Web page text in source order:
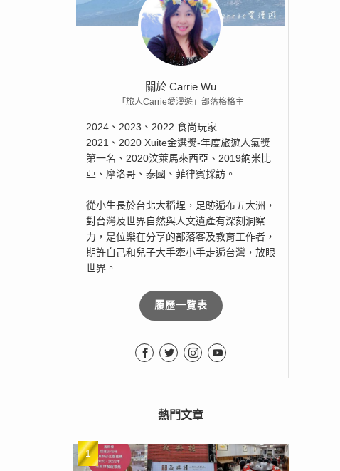
關於 Carrie Wu
「旅人Carrie愛漫遊」部落格格主
2024、2023、2022 食尚玩家
2021、2020 Xuite金選獎-年度旅遊人氣獎
第一名、2020汶萊馬來西亞、2019納米比
亞、摩洛哥、泰國、菲律賓採訪。
從小生長於台北大稻埕，足跡遍布五大洲，
對台灣及世界自然與人文遺產有深刻洞察
力，是位樂在分享的部落客及教育工作者，
期許自己和兒子大手牽小手走遍台灣，放眼
世界。
履歷一覽表
熱門文章